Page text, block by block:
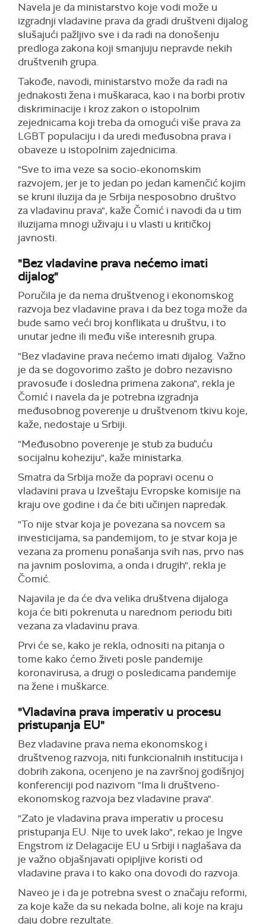
Navela je da ministarstvo koje vodi može u
izgradnji vladavine prava da gradi društveni dijalog
slušajući pažljivo sve i da radi na donošenju
predloga zakona koji smanjuju nepravde nekih
društvenih grupa.
Takođe, navodi, ministarstvo može da radi na
jednakosti žena i muškaraca, kao i na borbi protiv
diskriminacije i kroz zakon o istopolnim
zejednicama koji treba da omogući više prava za
LGBT populaciju i da uredi međusobna prava i
obaveze u istopolnim zajednicima.
"Sve to ima veze sa socio-ekonomskim
razvojem, jer je to jedan po jedan kamenčić kojim
se kruni iluzija da je Srbija nesposobno društvo
za vladavinu prava", kaže Čomić i navodi da u tim
iluzijama mnogi uživaju i u vlasti u kritičkoj
javnosti.
"Bez vladavine prava nećemo imati
dijalog"
Poručila je da nema društvenog i ekonomskog
razvoja bez vladavine prava i da bez toga može da
bude samo veći broj konflikata u društvu, i to
unutar jedne ili među više interesnih grupa.
"Bez vladavine prava nećemo imati dijalog. Važno
je da se dogovorimo zašto je dobro nezavisno
pravosuđe i dosledna primena zakona", rekla je
Čomić i navela da je potrebna izgradnja
međusobnog poverenje u društvenom tkivu koje,
kaže, nedostaje u Srbiji.
"Međusobno poverenje je stub za buduću
socijalnu koheziju", kaže ministarka.
Smatra da Srbija može da popravi ocenu o
vladavini prava u Izveštaju Evropske komisije na
kraju ove godine i da će biti učinjen napredak.
"To nije stvar koja je povezana sa novcem sa
investicijama, sa pandemijom, to je stvar koja je
vezana za promenu ponašanja svih nas, prvo nas
na javnim poslovima, a onda i drugih", rekla je
Čomić.
Najavila je da će dva velika društvena dijaloga
koja će biti pokrenuta u narednom periodu biti
vezana za vladavinu prava.
Prvi će se, kako je rekla, odnositi na pitanja o
tome kako ćemo živeti posle pandemije
koronavirusa, a drugi o posledicama pandemije
na žene i muškarce.
"Vladavina prava imperativ u procesu
pristupanja EU"
Bez vladavine prava nema ekonomskog i
društvenog razvoja, niti funkcionalnih institucija i
dobrih zakona, ocenjeno je na završnoj godišnjoj
konferenciji pod nazivom "Ima li društveno-
ekonomskog razvoja bez vladavine prava".
"Zato je vladavina prava imperativ u procesu
pristupanja EU. Nije to uvek lako", rekao je Ingve
Engstrom iz Delagacije EU u Srbiji i naglašava da
je važno objašnjavati opipljive koristi od
vladavine prava i to kako ona dovodi do razvoja.
Naveo je i da je potrebna svest o značaju reformi,
za koje kaže da su nekada bolne, ali koje na kraju
daju dobre rezultate.